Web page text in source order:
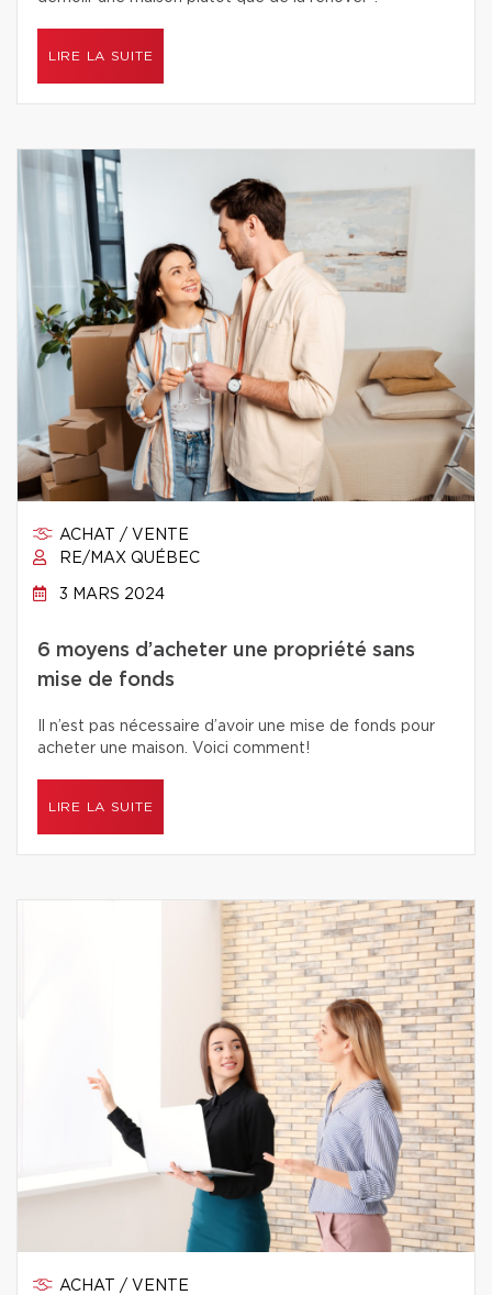
LIRE LA SUITE
ACHAT / VENTE
RE/MAX QUÉBEC
3 MARS 2024
6 moyens d’acheter une propriété sans
mise de fonds
Il n’est pas nécessaire d’avoir une mise de fonds pour
acheter une maison. Voici comment!
LIRE LA SUITE
ACHAT / VENTE